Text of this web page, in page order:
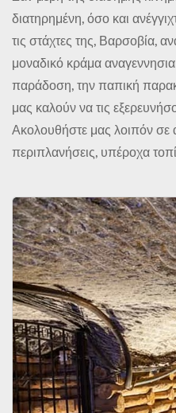
διατηρημένη, όσο και
τις στάχτες της, Βαρσοβία,
μοναδικό κράμα
παράδοση, την παπική
μας καλούν να τις
Ακολουθήστε μας λοιπόν σε
περιπλανήσεις, υπέροχα